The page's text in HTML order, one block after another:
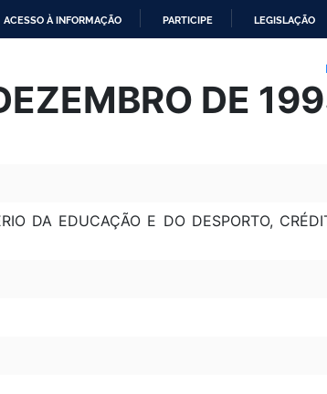
ACESSO À INFORMAÇÃO PARTICIPE LEGISLAÇÃO
DE
DA EDUCAÇÃO E DO DESPORTO,